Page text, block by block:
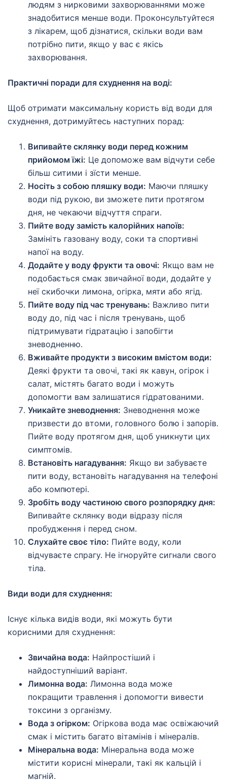
людям з нирковими захворюваннями може
знадобитися менше води. Проконсультуйтеся
з лікарем, щоб дізнатися, скільки води вам
потрібно пити, якщо у вас є якісь
захворювання.
Практичні поради для схуднення на воді:
Щоб отримати максимальну користь від води для
схуднення, дотримуйтесь наступних порад:
Випивайте склянку води перед кожним
прийомом їжі: Це допоможе вам відчути себе
більш ситими і зїсти менше.
Носіть з собою пляшку води: Маючи пляшку
води під рукою, ви зможете пити протягом
дня, не чекаючи відчуття спраги.
Пийте воду замість калорійних напоїв:
Замініть газовану воду, соки та спортивні
напої на воду.
Додайте у воду фрукти та овочі: Якщо вам не
подобається смак звичайної води, додайте у
неї скибочки лимона, огірка, мяти або ягід.
Пийте воду під час тренувань: Важливо пити
воду до, під час і після тренувань, щоб
підтримувати гідратацію і запобігти
зневодненню.
Вживайте продукти з високим вмістом води:
Деякі фрукти та овочі, такі як кавун, огірок і
салат, містять багато води і можуть
допомогти вам залишатися гідратованими.
Уникайте зневоднення: Зневоднення може
призвести до втоми, головного болю і запорів.
Пийте воду протягом дня, щоб уникнути цих
симптомів.
Встановіть нагадування: Якщо ви забуваєте
пити воду, встановіть нагадування на телефоні
або компютері.
Зробіть воду частиною свого розпорядку дня:
Випивайте склянку води відразу після
пробудження і перед сном.
Слухайте своє тіло: Пийте воду, коли
відчуваєте спрагу. Не ігноруйте сигнали свого
тіла.
Види води для схуднення:
Існує кілька видів води, які можуть бути
корисними для схуднення:
Звичайна вода: Найпростіший і
найдоступніший варіант.
Лимонна вода: Лимонна вода може
покращити травлення і допомогти вивести
токсини з організму.
Вода з огірком: Огіркова вода має освіжаючий
смак і містить багато вітамінів і мінералів.
Мінеральна вода: Мінеральна вода може
містити корисні мінерали, такі як кальцій і
магній.